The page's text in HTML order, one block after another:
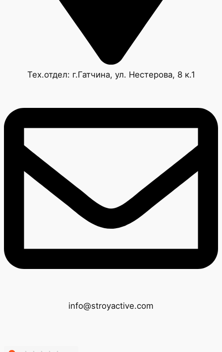
Тех.отдел: г.Гатчина, ул. Нестерова, 8 к.1
info@stroyactive.com